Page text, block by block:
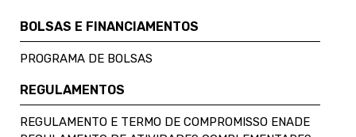
BOLSAS E FINANCIAMENTOS
PROGRAMA DE BOLSAS
REGULAMENTOS
REGULAMENTO E TERMO DE COMPROMISSO ENADE